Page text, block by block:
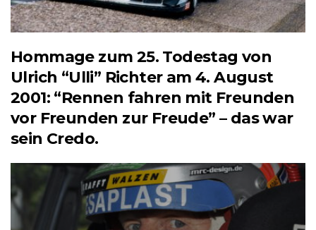
Hommage zum 25. Todestag von
Ulrich “Ulli” Richter am 4. August
2001: “Rennen fahren mit Freunden
vor Freunden zur Freude” – das war
sein Credo.